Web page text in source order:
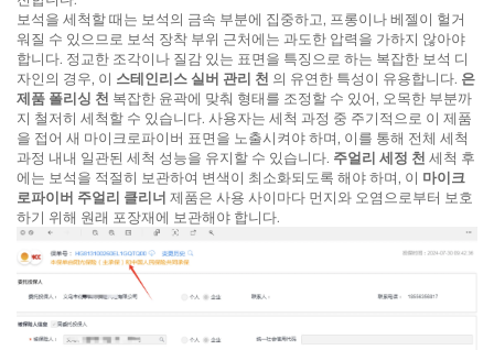
보석을 세척할 때는 보석의 금속 부분에 집중하고, 프롱이나 베젤이 헐거
워질 수 있으므로 보석 장착 부위 근처에는 과도한 압력을 가하지 않아야
합니다. 정교한 조각이나 질감 있는 표면을 특징으로 하는 복잡한 보석 디
자인의 경우, 이 스테인리스 실버 관리 천 의 유연한 특성이 유용합니다. 은
제품 폴리싱 천 복잡한 윤곽에 맞춰 형태를 조정할 수 있어, 오목한 부분까
지 철저히 세척할 수 있습니다. 사용자는 세척 과정 중 주기적으로 이 제품
을 접어 새 마이크로파이버 표면을 노출시켜야 하며, 이를 통해 전체 세척
과정 내내 일관된 세척 성능을 유지할 수 있습니다. 주얼리 세정 천 세척 후
에는 보석을 적절히 보관하여 변색이 최소화되도록 해야 하며, 이 마이크
로파이버 주얼리 클리너 제품은 사용 사이마다 먼지와 오염으로부터 보호
하기 위해 원래 포장재에 보관해야 합니다.